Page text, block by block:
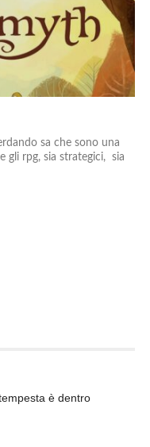
sa che sono una
gli rpg, sia strategici, sia
è dentro